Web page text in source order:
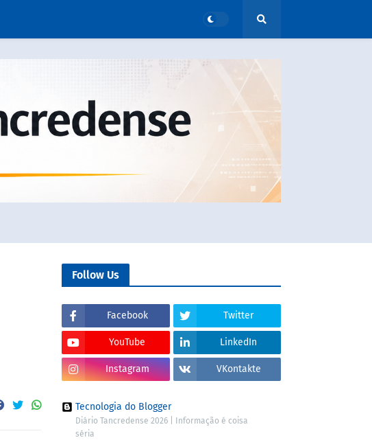
Follow Us
Facebook Twitter
YouTube LinkedIn
Instagram VKontakte
Tecnologia do Blogger
Diário Tancredense 2026 | Informação é coisa
séria